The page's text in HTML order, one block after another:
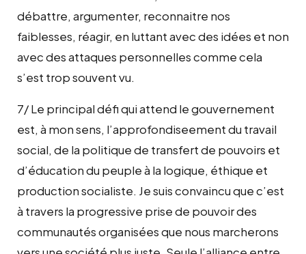
débattre, argumenter, reconnaitre nos
faiblesses, réagir, en luttant avec des idées et non
avec des attaques personnelles comme cela
s’est trop souvent vu.
7/ Le principal défi qui attend le gouvernement
est, à mon sens, l’approfondiseement du travail
social, de la politique de transfert de pouvoirs et
d’éducation du peuple à la logique, éthique et
production socialiste. Je suis convaincu que c’est
à travers la progressive prise de pouvoir des
communautés organisées que nous marcherons